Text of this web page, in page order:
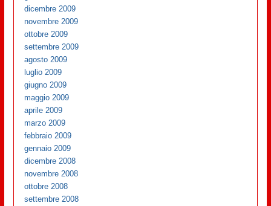
dicembre 2009
novembre 2009
ottobre 2009
settembre 2009
agosto 2009
luglio 2009
giugno 2009
maggio 2009
aprile 2009
marzo 2009
febbraio 2009
gennaio 2009
dicembre 2008
novembre 2008
ottobre 2008
settembre 2008